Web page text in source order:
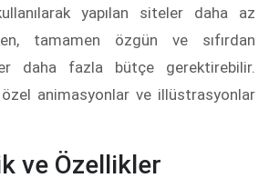
yapılan siteler daha az
tamamen özgün ve sıfırdan
daha fazla bütçe gerektirebilir.
animasyonlar ve illüstrasyonlar
ve Özellikler